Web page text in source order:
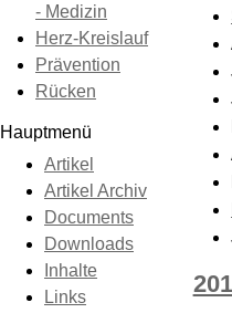
- Medizin
Herz-Kreislauf
Prävention
Rücken
Hauptmenü
Artikel
Artikel Archiv
Documents
Downloads
Inhalte
Links